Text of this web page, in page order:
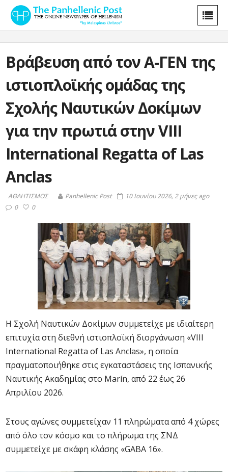
Βράβευση από τον Α-ΓΕΝ της
ιστιοπλοϊκής ομάδας της
Σχολής Ναυτικών Δοκίμων
για την πρωτιά στην VIII
International Regatta of Las
Anclas
ΑΘΛΗΤΙΣΜΟΣ Panhellenic Post
10 Ιουνίου 2026, 2 μήνες ago
0
0
Η Σχολή Ναυτικών Δοκίμων συμμετείχε με ιδιαίτερη
επιτυχία στη διεθνή ιστιοπλοϊκή διοργάνωση «VIII
International Regatta of Las Anclas», η οποία
πραγματοποιήθηκε στις εγκαταστάσεις της Ισπανικής
Ναυτικής Ακαδημίας στο Marín, από 22 έως 26
Απριλίου 2026.
Στους αγώνες συμμετείχαν 11 πληρώματα από 4 χώρες
από όλο τον κόσμο και το πλήρωμα της ΣΝΔ
συμμετείχε με σκάφη κλάσης «GABA 16».